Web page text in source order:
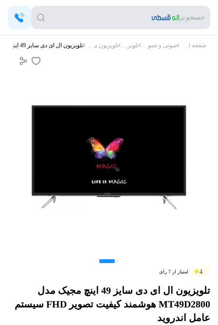
جستجو در
صفحه اصلی صوتی و تصویری تلویزیون تلویزیون مجیک تلویزیون ال ای دی سایز 49 اینچ مجیک مدل MT49D2800 هوشمند کیفیت تصویر FHD سیستم عامل اندروید
4 امتیاز از 7 رای
تلویزیون ال ای دی سایز 49 اینچ مجیک مدل
MT49D2800 هوشمند کیفیت تصویر FHD سیستم
عامل اندروید